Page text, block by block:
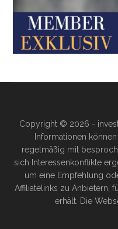
Copyright © 2026 -
Informationen
regelmäßig mit
sich Interessenkonflikte
um eine Empfehlung
Affiliatelinks zu Anbietern,
erhält. Die